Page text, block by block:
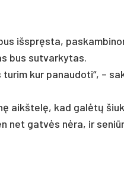
išspręs­ta,
bus su­tvar­ky­tas.
kur pa­nau­do­ti“, –
aikš­telę, kad galėtų
net gatvės nėra, ir